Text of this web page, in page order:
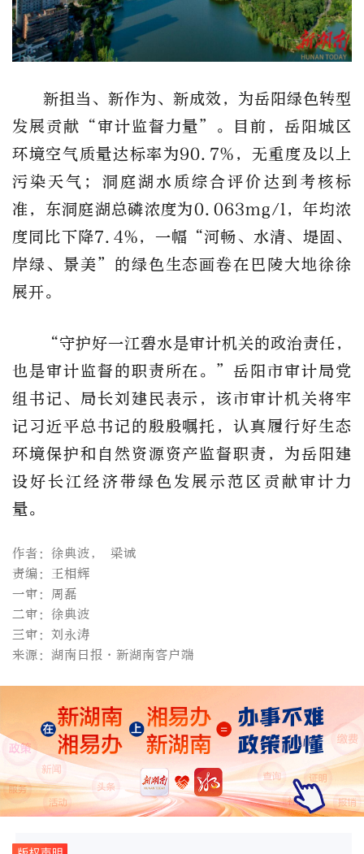
新担当、新作为、新成效，为岳阳绿色转型
发展贡献“审计监督力量”。目前，岳阳城区
环境空气质量达标率为90.7%，无重度及以上
污染天气；洞庭湖水质综合评价达到考核标
准，东洞庭湖总磷浓度为0.063mg/l，年均浓
度同比下降7.4%，一幅“河畅、水清、堤固、
岸绿、景美”的绿色生态画卷在巴陵大地徐徐
展开。
“守护好一江碧水是审计机关的政治责任，
也是审计监督的职责所在。”岳阳市审计局党
组书记、局长刘建民表示，该市审计机关将牢
记习近平总书记的殷殷嘱托，认真履行好生态
环境保护和自然资源资产监督职责，为岳阳建
设好长江经济带绿色发展示范区贡献审计力
量。
作者：徐典波， 梁诚
责编：王相辉
一审：周磊
二审：徐典波
三审：刘永涛
来源：湖南日报·新湖南客户端